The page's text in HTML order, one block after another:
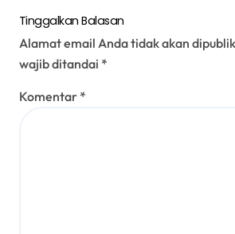
Tinggalkan Balasan
Alamat email Anda tidak akan
wajib ditandai *
Komentar *